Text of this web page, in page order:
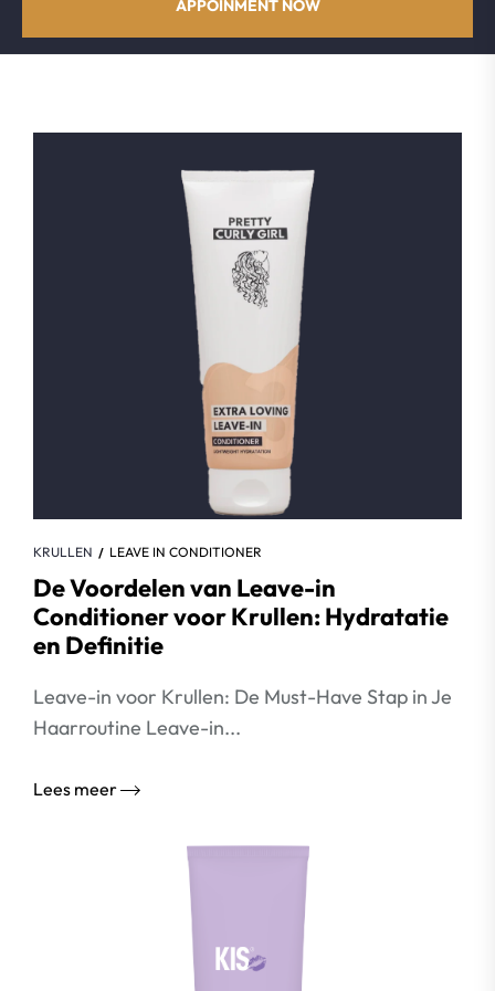
APPOINMENT NOW
KRULLEN LEAVE IN CONDITIONER
De Voordelen van Leave-in
Conditioner voor Krullen: Hydratatie
en Definitie
Leave-in voor Krullen: De Must-Have Stap in Je
Haarroutine Leave-in...
Lees meer